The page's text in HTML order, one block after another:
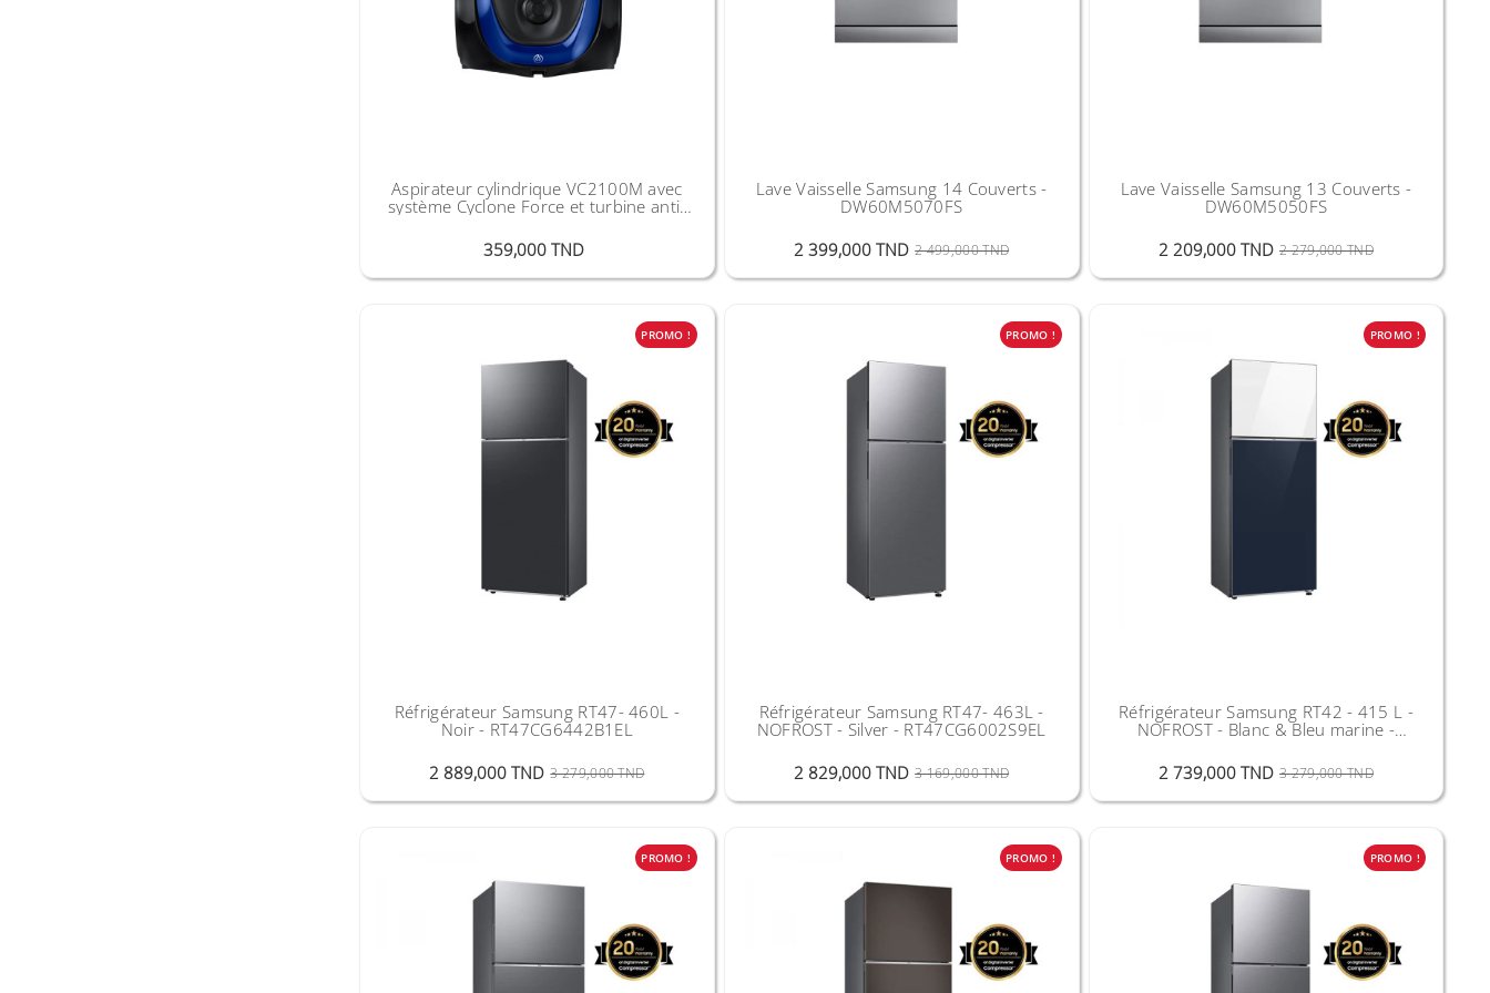
Aspirateur cylindrique VC2100M avec
système Cyclone Force et turbine anti-
359,000 TND
Lave Vaisselle Samsung 14 Couverts -
DW60M5070FS
2 399,000 TND 2 499,000 TNDPrix Public
Prix
Lave Vaisselle Samsung 13 Couverts -
DW60M5050FS
2 209,000 TND 2 279,000 TNDPrix Public
Prix
PROMO !
Réfrigérateur Samsung RT47- 460L -
Noir - RT47CG6442B1EL
2 889,000 TND 3 279,000 TNDPrix Public
Prix
PROMO !
Réfrigérateur Samsung RT47- 463L -
NOFROST - Silver - RT47CG6002S9EL
2 829,000 TND 3 169,000 TNDPrix Public
Prix
PROMO !
Réfrigérateur Samsung RT42 - 415 L -
NOFROST - Blanc & Bleu marine -
2 739,000 TND 3 279,000 TNDPrix Public
Prix
PROMO ! PROMO ! PROMO !